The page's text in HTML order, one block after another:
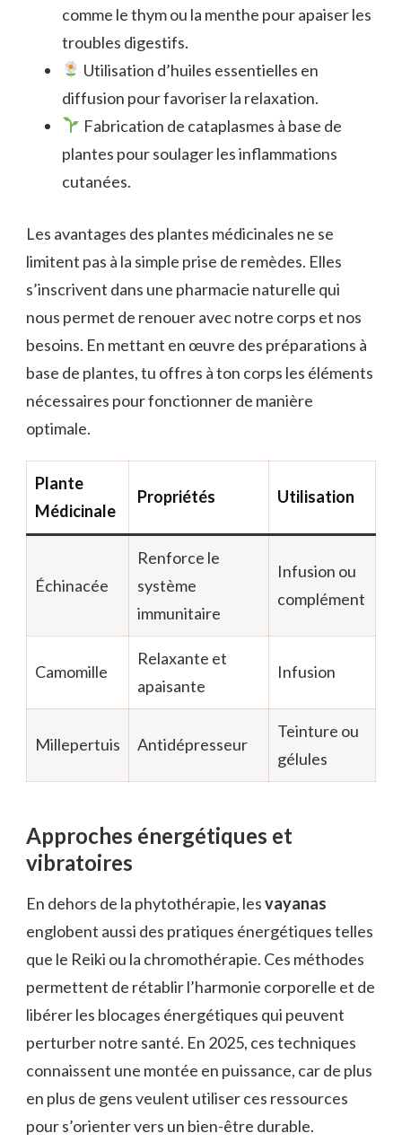
comme le thym ou la menthe pour apaiser les
troubles digestifs.
Utilisation d’huiles essentielles en
diffusion pour favoriser la relaxation.
Fabrication de cataplasmes à base de
plantes pour soulager les inflammations
cutanées.
Les avantages des plantes médicinales ne se
limitent pas à la simple prise de remèdes. Elles
s’inscrivent dans une pharmacie naturelle qui
nous permet de renouer avec notre corps et nos
besoins. En mettant en œuvre des préparations à
base de plantes, tu offres à ton corps les éléments
nécessaires pour fonctionner de manière
optimale.
Plante
Médicinale
Propriétés Utilisation
Échinacée
Renforce le
système
immunitaire
Infusion ou
complément
Camomille
Relaxante et
apaisante
Infusion
Millepertuis Antidépresseur
Teinture ou
gélules
Approches énergétiques et
vibratoires
En dehors de la phytothérapie, lesvayanas
englobent aussi des pratiques énergétiques telles
que le Reiki ou la chromothérapie. Ces méthodes
permettent de rétablir l’harmonie corporelle et de
libérer les blocages énergétiques qui peuvent
perturber notre santé. En 2025, ces techniques
connaissent une montée en puissance, car de plus
en plus de gens veulent utiliser ces ressources
pour s’orienter vers un bien-être durable.